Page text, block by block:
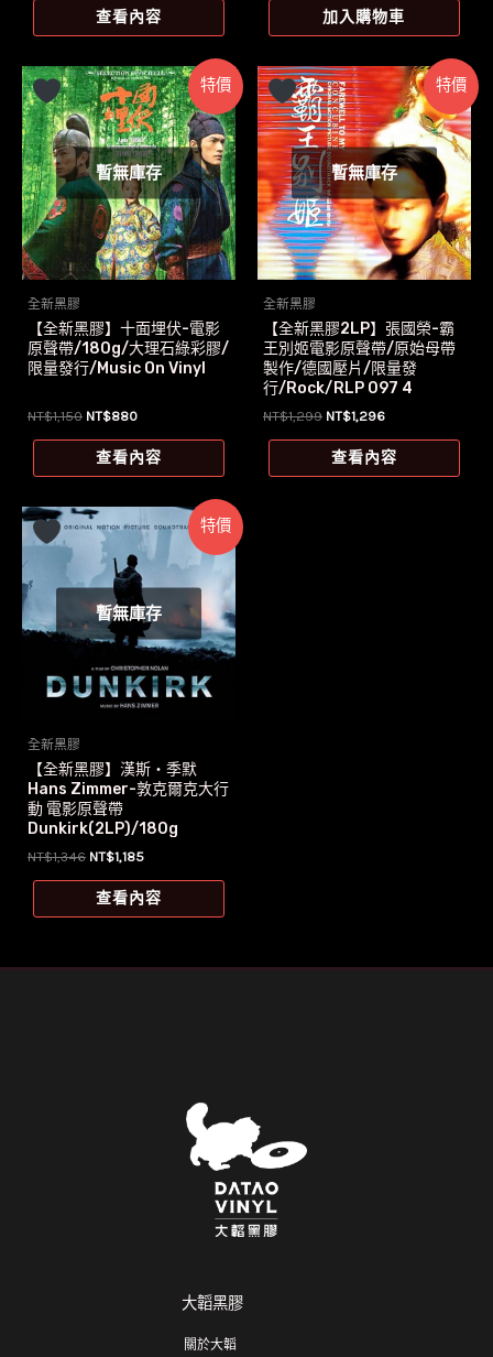
價
格：
價
格：
查看內容 加入購物車
特價
暫無庫存
全新黑膠
【全新黑膠】十面埋伏-電影
原聲帶/180g/大理石綠彩膠/
限量發行/Music On Vinyl
NT$1,150 原
價
格：
NT$880目
價
格：
查看內容
特價
暫無庫存
全新黑膠
【全新黑膠2LP】張國榮-霸
王別姬電影原聲帶/原始母帶
製作/德國壓片/限量發
行/Rock/RLP 097 4
NT$1,299 原
價
格：
NT$1,296目
價
格：
查看內容
特價
暫無庫存
全新黑膠
【全新黑膠】漢斯‧季默
Hans Zimmer-敦克爾克大行
動 電影原聲帶
Dunkirk(2LP)/180g
NT$1,346 原
價
格：
NT$1,185目
價
格：
查看內容
大韜黑膠
關於大韜